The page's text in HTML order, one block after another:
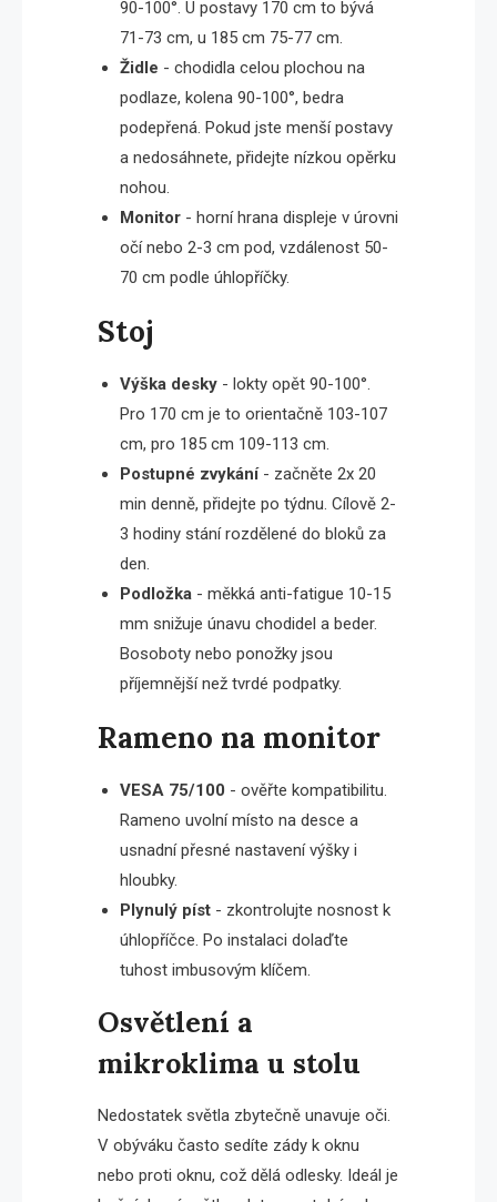
90-100°. U postavy 170 cm to bývá
71-73 cm, u 185 cm 75-77 cm.
Židle - chodidla celou plochou na
podlaze, kolena 90-100°, bedra
podepřená. Pokud jste menší postavy
a nedosáhnete, přidejte nízkou opěrku
nohou.
Monitor - horní hrana displeje v úrovni
očí nebo 2-3 cm pod, vzdálenost 50-
70 cm podle úhlopříčky.
Stoj
Výška desky - lokty opět 90-100°.
Pro 170 cm je to orientačně 103-107
cm, pro 185 cm 109-113 cm.
Postupné zvykání- začněte 2x 20
min denně, přidejte po týdnu. Cílově 2-
3 hodiny stání rozdělené do bloků za
den.
Podložka - měkká anti-fatigue 10-15
mm snižuje únavu chodidel a beder.
Bosoboty nebo ponožky jsou
příjemnější než tvrdé podpatky.
Rameno na monitor
VESA 75/100 - ověřte kompatibilitu.
Rameno uvolní místo na desce a
usnadní přesné nastavení výšky i
hloubky.
Plynulý píst - zkontrolujte nosnost k
úhlopříčce. Po instalaci dolaďte
tuhost imbusovým klíčem.
Osvětlení a
mikroklima u stolu
Nedostatek světla zbytečně unavuje oči.
V obýváku často sedíte zády k oknu
nebo proti oknu, což dělá odlesky. Ideál je